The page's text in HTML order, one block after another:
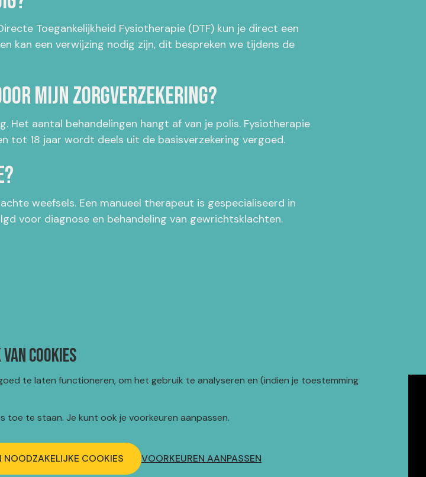
Toegankelijkheid Fysiotherapie (DTF) kun je direct een
kan een verwijzing nodig zijn, dit bespreken we tijdens de
mijn zorgverzekering?
Het aantal behandelingen hangt af van je polis. Fysiotherapie
tot 18 jaar wordt deels uit de basisverzekering vergoed.
weefsels. Een manueel therapeut is gespecialiseerd in
voor diagnose en behandeling van gewrichtsklachten.
Klachten
cookies
te laten functioneren, om het gebruik te analyseren en (indien je toestemming
toe te staan. Je kunt ook je voorkeuren aanpassen.
NOODZAKELIJKE COOKIES VOORKEUREN AANPASSEN